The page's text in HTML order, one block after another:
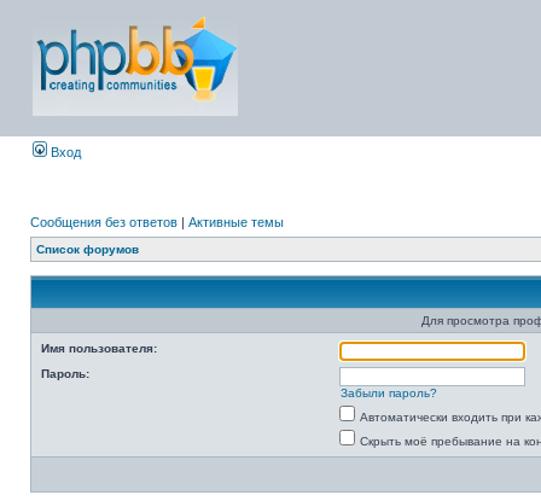
Вход
Сообщения без ответов | Активные темы
Список форумов
Для просмотра
Имя пользователя:
Пароль:
Забыли пароль?
Автоматически входить при
Скрыть моё пребывание на